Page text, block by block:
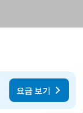
요금 보기